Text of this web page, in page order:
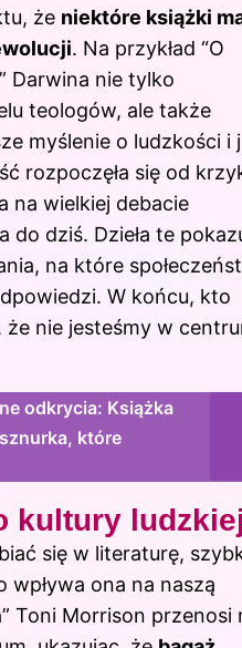
że niektóre książki
. Na przykład “O
Darwina nie tylko
teologów, ale także
myślenie o ludzkości i
rozpoczęła się od
na wielkiej debacie
dziś. Dzieła te
na które
W końcu, kto
że nie jesteśmy w
odkrycia: Książka
które
kultury
się w literaturę,
wpływa ona na naszą
Toni Morrison przenosi